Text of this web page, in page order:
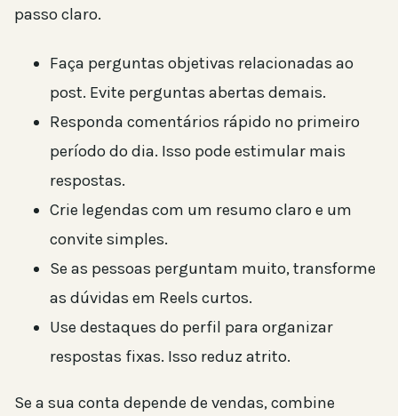
passo claro.
Faça perguntas objetivas relacionadas ao
post. Evite perguntas abertas demais.
Responda comentários rápido no primeiro
período do dia. Isso pode estimular mais
respostas.
Crie legendas com um resumo claro e um
convite simples.
Se as pessoas perguntam muito, transforme
as dúvidas em Reels curtos.
Use destaques do perfil para organizar
respostas fixas. Isso reduz atrito.
Se a sua conta depende de vendas, combine